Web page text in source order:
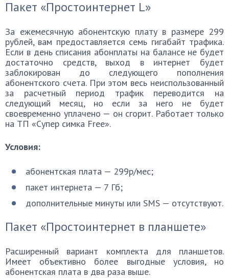
Пакет «Простоинтернет L»
За ежемесячную абонентскую плату в размере 299
рублей, вам предоставляется семь гигабайт трафика.
Если в день списания абонплаты на балансе не будет
достаточно средств, выход в интернет будет
заблокирован до следующего пополнения
абонентского счета. При этом весь неиспользованный
за расчетный период трафик переводится на
следующий месяц, но если за него не будет
своевременно уплачено — он сгорит. Работает только
на ТП «Супер симка Free».
Условия:
абонентская плата — 299p/мес;
пакет интернета — 7 Гб;
дополнительные минуты или SMS — отсутствуют.
Пакет «Простоинтернет в планшете»
Расширенный вариант комплекта для планшетов.
Имеет объективно более выгодные условия, но
абонентская плата в два раза выше.